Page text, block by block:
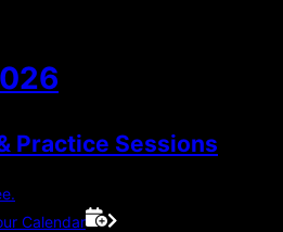
Practice Sessions
Calendar